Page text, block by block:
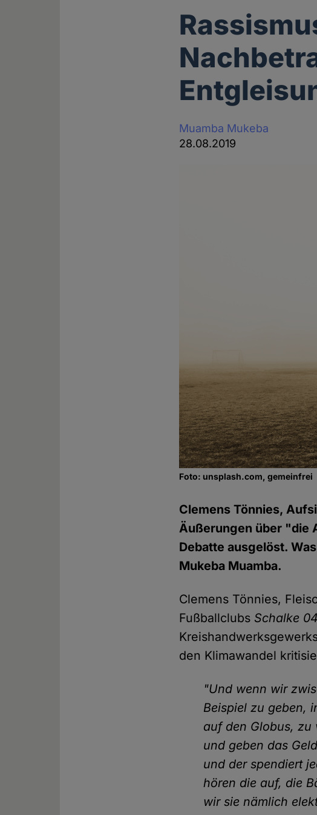
Muamba Mukeba
28.08.2019
Foto: unsplash.com, gemeinfrei
Clemens Tönnies,
Äußerungen über "die
Debatte ausgelöst.
Mukeba Muamba.
Clemens Tönnies,
Fußballclubs Schalke 04
den Klimawandel
"Und wenn wir
Beispiel zu geben,
auf den Globus, zu
und geben das
und der spendiert
hören die auf, die
wir sie nämlich